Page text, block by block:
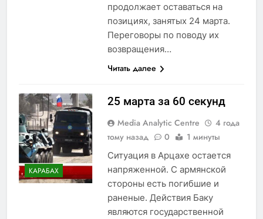
продолжает оставаться на
позициях, занятых 24 марта.
Переговоры по поводу их
возвращения…
Читать далее
КАРАБАХ
25 марта за 60 секунд
Media Analytic Centre
4 года
тому назад
0 1 минуты
Ситуация в Арцахе остается
напряженной. С армянской
стороны есть погибшие и
раненые. Действия Баку
являются государственной